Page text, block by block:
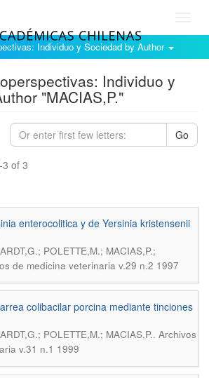
Individuo y Sociedad by Author
Individuo y
"MACIAS,P."
Go
of 3
enterocolitica y de Yersinia kristensenii
POLETTE,M.; MACIAS,P.;
de medicina veterinaria v.29 n.2 1997
colibacilar porcina mediante tinciones
POLETTE,M.; MACIAS,P.. Archivos
v.31 n.1 1999